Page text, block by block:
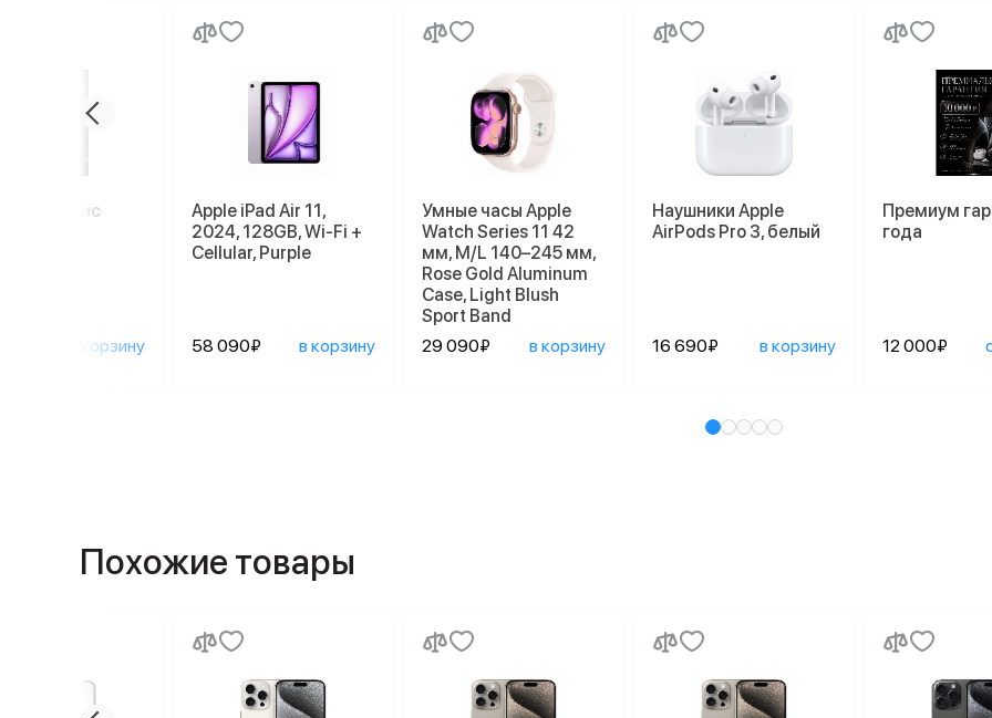
сервис
в корзину
Apple iPad Air 11,
2024, 128GB, Wi-Fi +
Cellular, Purple
58 090₽ в корзину
Умные часы Apple
Watch Series 11 42
мм, M/L 140–245 мм,
Rose Gold Aluminum
Case, Light Blush
Sport Band
29 090₽
в корзину
Наушники Apple
AirPods Pro 3, белый
16 690₽ в корзину
Премиум
года
12 000₽
Похожие товары